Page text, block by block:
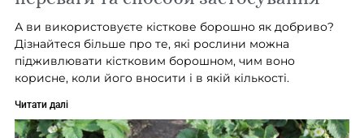
А ви використовуєте кісткове борошно як добриво?
Дізнайтеся більше про те, які рослини можна
підживлювати кістковим борошном, чим воно
корисне, коли його вносити і в якій кількості.
Читати далі